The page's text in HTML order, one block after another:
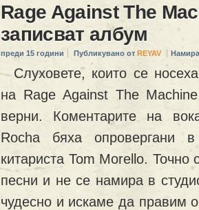
Rage Against The
записват албум
преди 15 години Публикувано от REYAV
Слуховете, които се
на Rage Against The
верни. Коментарите на
Rocha бяха опровергани
китариста Tom Morello. Точно
песни и не се намира в
чудесно и искаме да правим